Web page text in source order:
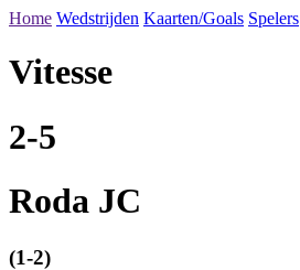
Home Wedstrijden Kaarten/Goals Spelers
Vitesse
2-5
Roda JC
(1-2)